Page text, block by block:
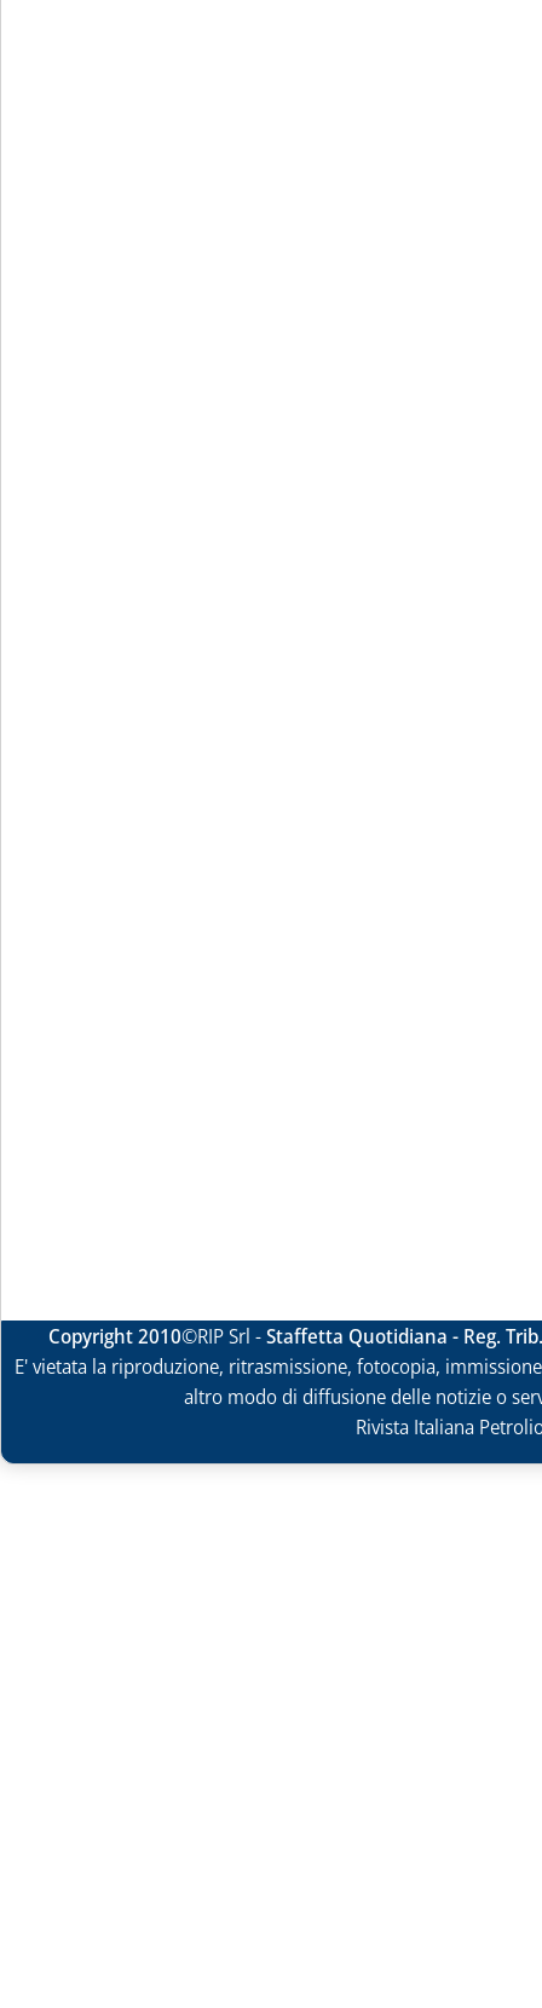
Copyright 2010©RIP Srl -Staffetta Quotidiana - Reg.
E' vietata la riproduzione, ritrasmissione, fotocopia,
altro modo di diffusione delle notizie o
Rivista Italiana